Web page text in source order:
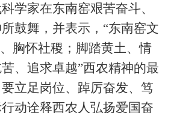
学家在东南窑艰苦奋斗、
鼓舞，并表示，“东南窑文
胸怀社稷；脚踏黄土、情
、追求卓越”西农精神的最
立足岗位、踔厉奋发、笃
动诠释西农人弘扬爱国奋